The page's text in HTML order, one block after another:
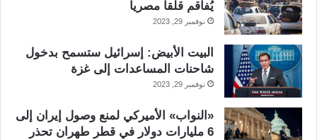
يُفاقم قلقاً مصرياً
نوفمبر 29, 2023
البيت الأبيض: إسرائيل ستسمح بدخول
شاحنات المساعدات إلى غزة
نوفمبر 29, 2023
«النواب» الأميركي لمنع وصول إيران إلى
6 مليارات دولار في قطر طهران تحذر